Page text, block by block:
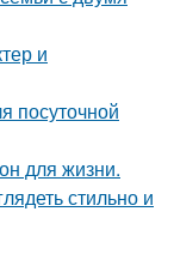
и
посуточной
для жизни.
стильно и